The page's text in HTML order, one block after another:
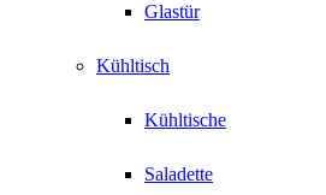
Glastür
Kühltisch
Kühltische
Saladette